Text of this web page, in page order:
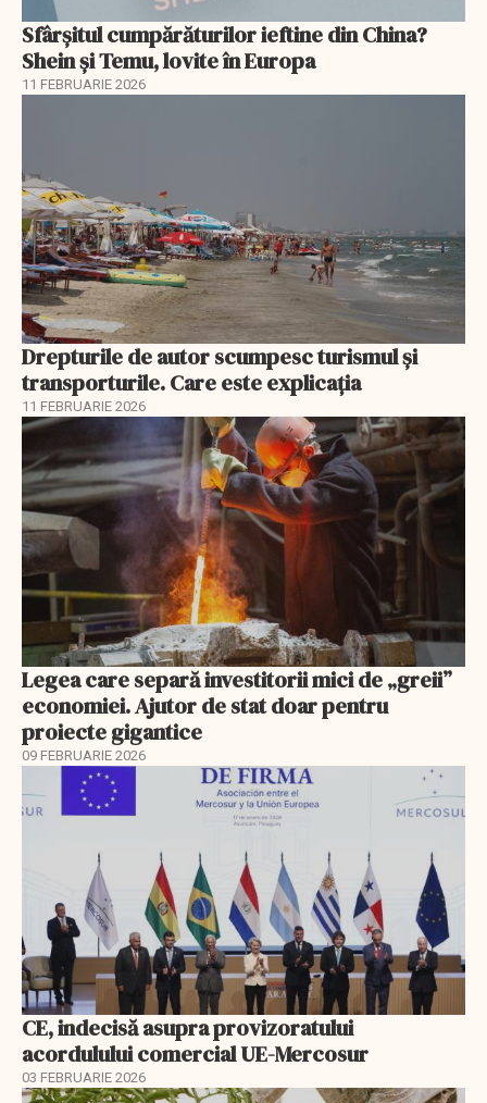
Sfârșitul cumpărăturilor ieftine din China?
Shein și Temu, lovite în Europa
11 FEBRUARIE 2026
Drepturile de autor scumpesc turismul și
transporturile. Care este explicația
11 FEBRUARIE 2026
Legea care separă investitorii mici de „greii”
economiei. Ajutor de stat doar pentru
proiecte gigantice
09 FEBRUARIE 2026
CE, indecisă asupra provizoratului
acordulului comercial UE-Mercosur
03 FEBRUARIE 2026